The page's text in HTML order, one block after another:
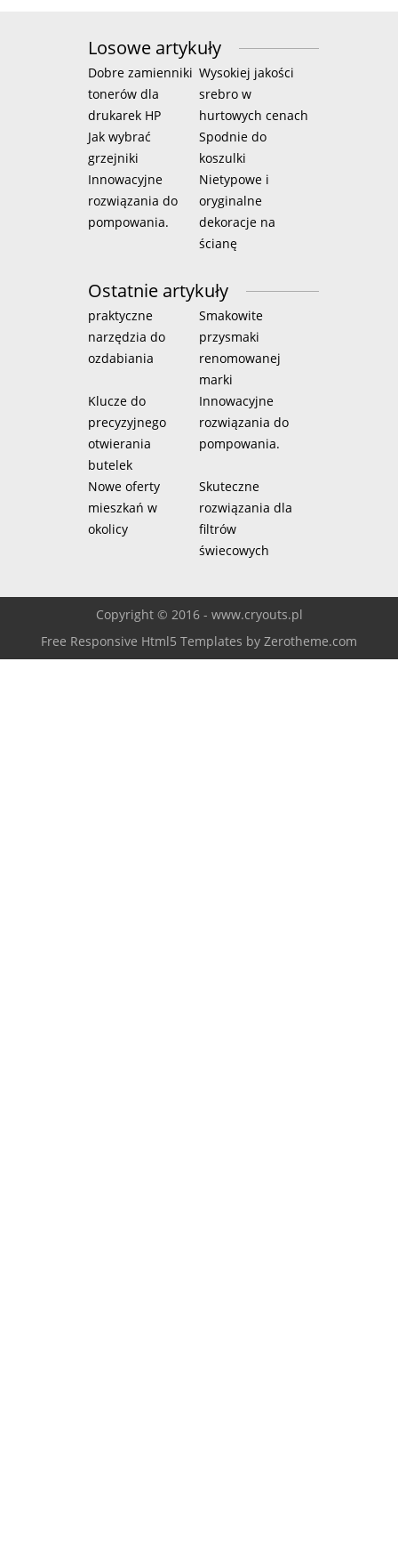
Losowe artykuły
Dobre zamienniki
tonerów dla
drukarek HP
Wysokiej jakości
srebro w
hurtowych cenach
Jak wybrać
grzejniki
Spodnie do
koszulki
Innowacyjne
rozwiązania do
pompowania.
Nietypowe i
oryginalne
dekoracje na
ścianę
Ostatnie artykuły
praktyczne
narzędzia do
ozdabiania
Smakowite
przysmaki
renomowanej
marki
Klucze do
precyzyjnego
otwierania
butelek
Innowacyjne
rozwiązania do
pompowania.
Nowe oferty
mieszkań w
okolicy
Skuteczne
rozwiązania dla
filtrów
świecowych
Copyright © 2016 - www.cryouts.pl
Free Responsive Html5 Templates by Zerotheme.com